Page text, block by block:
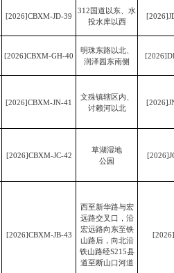
[2026]CBXM-JD-39
312国道以东、水
投水库以西
[2026]CBXM-GH-40
明珠东路以北、
润泽园东南侧
[2026]CBXM-JN-41
文殊镇辖区内、
讨赖河以北
[2026]CBXM-JC-42
草湖湿地
公园
[2026]CBXM-JB-43
西至新华路与宏
远路交叉口，沿
宏远路向东至铁
山路后，向北沿
铁山路经S215县
道至断山口河道